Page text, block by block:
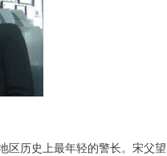
区历史上最年轻的警长。宋父望